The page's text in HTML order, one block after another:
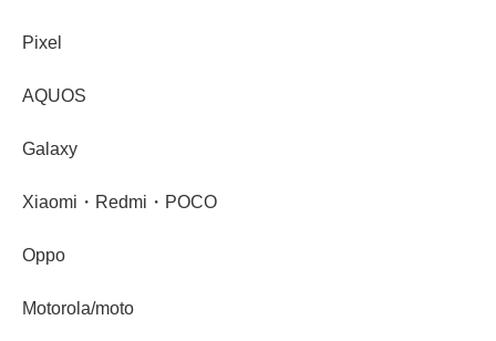
Pixel
AQUOS
Galaxy
Xiaomi・Redmi・POCO
Oppo
Motorola/moto